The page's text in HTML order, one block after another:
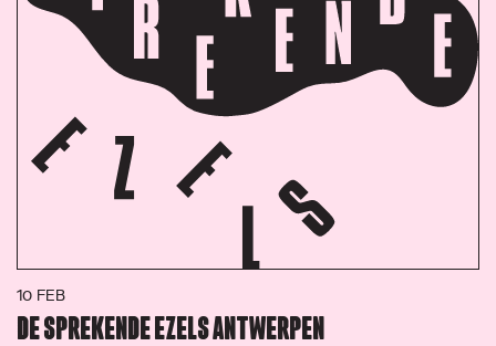
10 FEB
DE SPREKENDE EZELS ANTWERPEN